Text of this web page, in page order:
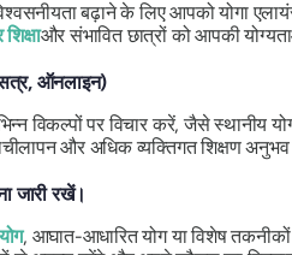
बढ़ाने के लिए आपको योगा
और संभावित छात्रों को आपकी
सत्र, ऑनलाइन)
विकल्पों पर विचार करें, जैसे स्थानीय
और अधिक व्यक्तिगत शिक्षण
जारी रखें।
, आघात-आधारित योग या विशेष